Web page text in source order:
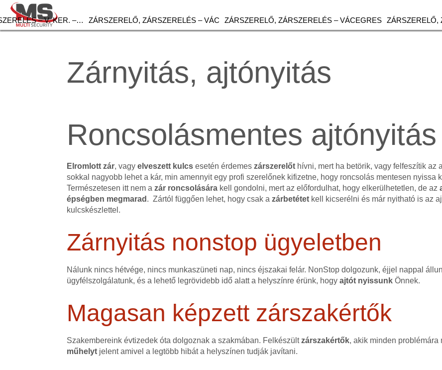
– V. KER. –… ZÁRSZERELŐ, ZÁRSZERELÉS – VÁC ZÁRSZERELŐ, ZÁRSZERELÉS – VÁCEGRES ZÁRSZERELŐ,
Zárnyitás, ajtónyitás
Roncsolásmentes ajtónyitás
Elromlott zár, vagyelveszett kulcs esetén érdemeszárszerelőt hívni, mert ha betörik, vagy felfeszítik az
sokkal nagyobb lehet a kár, min amennyit egy profi szerelőnek kifizetne, hogy roncsolás mentesen nyissa
Természetesen itt nem azár roncsolására kell gondolni, mert az előfordulhat, hogy elkerülhetetlen, de az
épségben megmarad . Zártól függően lehet, hogy csak azárbetétet kell kicserélni és már nyitható is az
kulcskészlettel.
Zárnyitás nonstop ügyeletben
Nálunk nincs hétvége, nincs munkaszüneti nap, nincs éjszakai felár. NonStop dolgozunk, éjjel nappal
ügyfélszolgálatunk, és a lehető legrövidebb idő alatt a helyszínre érünk, hogyajtót nyissunk Önnek.
Magasan képzett zárszakértők
Szakembereink évtizedek óta dolgoznak a szakmában. Felkészültzárszakértők, akik minden
műhelyt jelent amivel a legtöbb hibát a helyszínen tudják javítani.